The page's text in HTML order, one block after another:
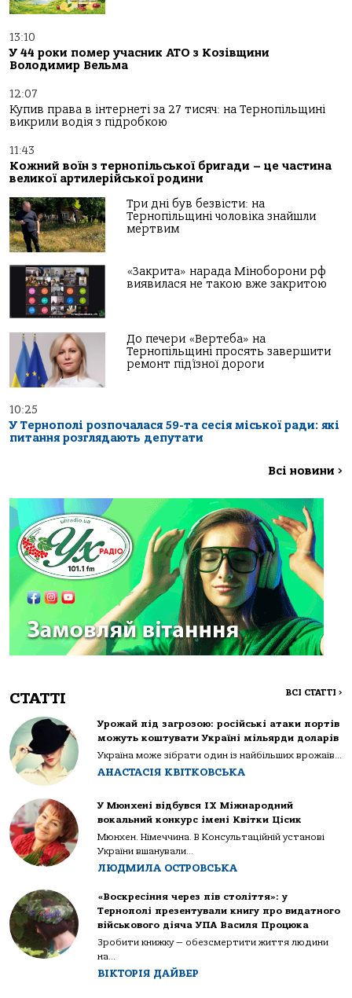
13:10
У 44 роки помер учасник АТО з Козівщини
Володимир Вельма
12:07
Купив права в інтернеті за 27 тисяч: на Тернопільщині
викрили водія з підробкою
11:43
Кожний воїн з тернопільської бригади – це частина
великої артилерійської родини
Три дні був безвісти: на
Тернопільщині чоловіка знайшли
мертвим
«Закрита» нарада Міноборони рф
виявилася не такою вже закритою
До печери «Вертеба» на
Тернопільщині просять завершити
ремонт під’їзної дороги
10:25
У Тернополі розпочалася 59-та сесія міської ради: які
питання розглядають депутати
Всі новини >
СТАТТІ ВСІ СТАТТІ >
Урожай під загрозою: російські атаки портів
можуть коштувати Україні мільярди доларів
Україна може зібрати один із найбільших врожаїв...
АНАСТАСІЯ КВІТКОВСЬКА
У Мюнхені відбувся IX Міжнародний
вокальний конкурс імені Квітки Цісик
Мюнхен. Німеччина. В Консультаційній установі
України вшанували...
ЛЮДМИЛА ОСТРОВСЬКА
«Воскресіння через пів століття»: у
Тернополі презентували книгу про видатного
військового діяча УПА Василя Процюка
Зробити книжку — обезсмертити життя людини
на...
ВІКТОРІЯ ДАЙВЕР